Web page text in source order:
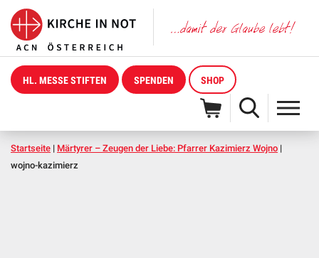
HL. MESSE STIFTEN SPENDEN SHOP
Startseite | Märtyrer – Zeugen der Liebe: Pfarrer Kazimierz Wojno |
wojno-kazimierz